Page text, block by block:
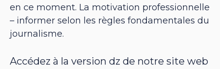
en ce moment. La motivation professionnelle
– informer selon les règles fondamentales du
journalisme.
Accédez à la version dz de notre site web